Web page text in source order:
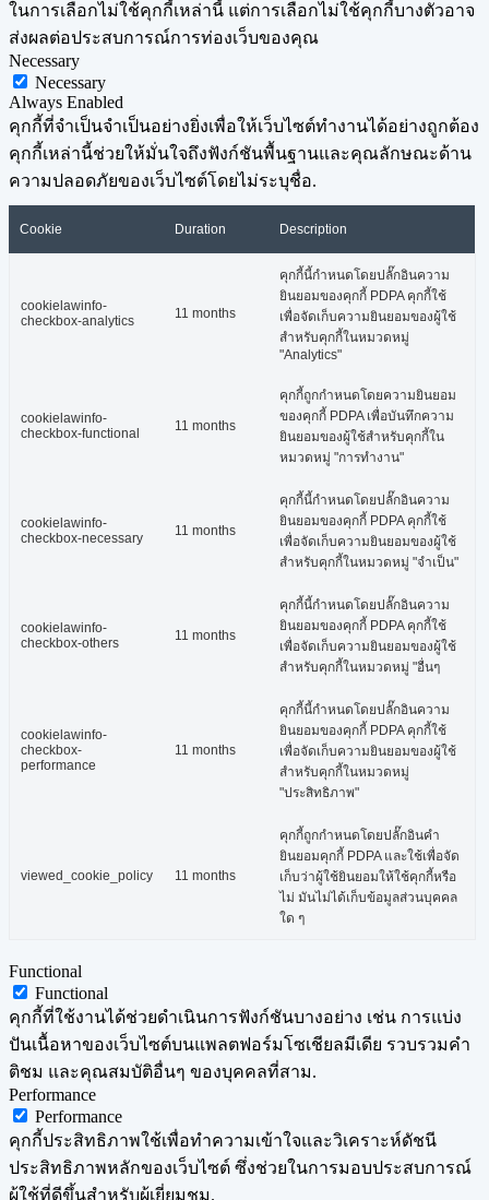
ในการเลือกไม่ใช้คุกกี้เหล่านี้ แต่การเลือกไม่ใช้คุกกี้บางตัวอาจ
ส่งผลต่อประสบการณ์การท่องเว็บของคุณ
Necessary
Necessary
Always Enabled
คุกกี้ที่จำเป็นจำเป็นอย่างยิ่งเพื่อให้เว็บไซต์ทำงานได้อย่างถูกต้อง
คุกกี้เหล่านี้ช่วยให้มั่นใจถึงฟังก์ชันพื้นฐานและคุณลักษณะด้าน
ความปลอดภัยของเว็บไซต์โดยไม่ระบุชื่อ.
Cookie Duration Description
cookielawinfo-
checkbox-analytics
11 months
คุกกี้นี้กำหนดโดยปลั๊กอินความ
ยินยอมของคุกกี้ PDPA คุกกี้ใช้
เพื่อจัดเก็บความยินยอมของผู้ใช้
สำหรับคุกกี้ในหมวดหมู่
"Analytics"
cookielawinfo-
checkbox-functional
11 months
คุกกี้ถูกกำหนดโดยความยินยอม
ของคุกกี้ PDPA เพื่อบันทึกความ
ยินยอมของผู้ใช้สำหรับคุกกี้ใน
หมวดหมู่ "การทำงาน"
cookielawinfo-
checkbox-necessary
11 months
คุกกี้นี้กำหนดโดยปลั๊กอินความ
ยินยอมของคุกกี้ PDPA คุกกี้ใช้
เพื่อจัดเก็บความยินยอมของผู้ใช้
สำหรับคุกกี้ในหมวดหมู่ "จำเป็น"
cookielawinfo-
checkbox-others
11 months
คุกกี้นี้กำหนดโดยปลั๊กอินความ
ยินยอมของคุกกี้ PDPA คุกกี้ใช้
เพื่อจัดเก็บความยินยอมของผู้ใช้
สำหรับคุกกี้ในหมวดหมู่ "อื่นๆ
cookielawinfo-
checkbox-
performance
11 months
คุกกี้นี้กำหนดโดยปลั๊กอินความ
ยินยอมของคุกกี้ PDPA คุกกี้ใช้
เพื่อจัดเก็บความยินยอมของผู้ใช้
สำหรับคุกกี้ในหมวดหมู่
"ประสิทธิภาพ"
viewed_cookie_policy 11 months
คุกกี้ถูกกำหนดโดยปลั๊กอินคำ
ยินยอมคุกกี้ PDPA และใช้เพื่อจัด
เก็บว่าผู้ใช้ยินยอมให้ใช้คุกกี้หรือ
ไม่ มันไม่ได้เก็บข้อมูลส่วนบุคคล
ใด ๆ
Functional
Functional
คุกกี้ที่ใช้งานได้ช่วยดำเนินการฟังก์ชันบางอย่าง เช่น การแบ่ง
ปันเนื้อหาของเว็บไซต์บนแพลตฟอร์มโซเชียลมีเดีย รวบรวมคำ
ติชม และคุณสมบัติอื่นๆ ของบุคคลที่สาม.
Performance
Performance
คุกกี้ประสิทธิภาพใช้เพื่อทำความเข้าใจและวิเคราะห์ดัชนี
ประสิทธิภาพหลักของเว็บไซต์ ซึ่งช่วยในการมอบประสบการณ์
ผู้ใช้ที่ดีขึ้นสำหรับผู้เยี่ยมชม.